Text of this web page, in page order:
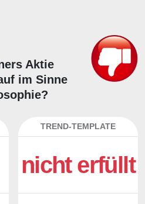
Aktie
im Sinne
TREND-TEMPLATE
nicht erfüllt